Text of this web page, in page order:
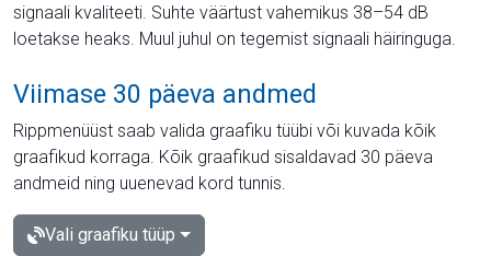
signaali kvaliteeti. Suhte väärtust vahemikus 38–54 dB
loetakse heaks. Muul juhul on tegemist signaali häiringuga.
Viimase 30 päeva andmed
Rippmenüüst saab valida graafiku tüübi või kuvada kõik
graafikud korraga. Kõik graafikud sisaldavad 30 päeva
andmeid ning uuenevad kord tunnis.
Vali graafiku tüüp